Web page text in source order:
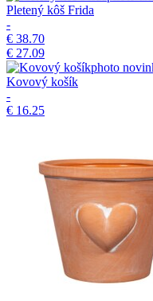
Pletený kôš Frida
-
€ 38.70
€ 27.09
Kovový košík
-
€ 16.25